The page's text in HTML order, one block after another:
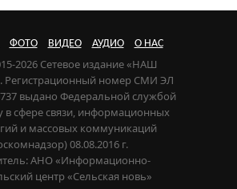
ФОТО ВИДЕО АУДИО О НАС
2026 Сетевое издание «НАШ
Регистрационный номер СМИ ЭЛ
выдано Федеральной службой
в сфере связи, информационных
и массовых коммуникаций
08.08.2016 г.
АНО «Информационно-
центр «Сельская новь»